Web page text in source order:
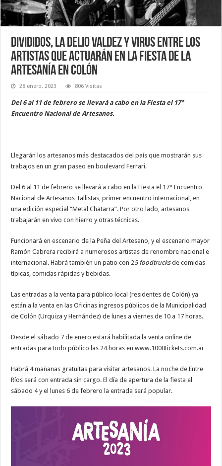
Divididos, La Delio Valdez y Virus entre los
artistas que actuarán en la Fiesta de la
Artesanía en Colón
28 enero, 2023 806 Visitas
Del 6 al 11 de febrero se llevará a cabo en la Fiesta el 17°
Encuentro Nacional de Artesanos.
Llegarán los artesanos más destacados del país que mostrarán sus
trabajos en un gran paseo en boulevard Ferrari.
Del 6 al 11 de febrero se llevará a cabo en la Fiesta el 17° Encuentro
Nacional de Artesanos Tallistas, primer encuentro internacional, en
una edición especial “Metal Chatarra”. Por otro lado, artesanos
trabajarán en vivo con hierro y otras técnicas.
Funcionará en escenario de la Peña del Artesano, y el escenario mayor
Ramón Cabrera recibirá a numerosos artistas de renombre nacional e
internacional. Habrá también un patio con 25 foodtrucksde comidas
típicas, comidas rápidas y bebidas.
Las entradas a la venta para público local (residentes de Colón) ya
están a la venta en las Oficinas ingresos públicos de la Municipalidad
de Colón (Urquiza y Hernández) de lunes a viernes de 10 a 17 horas.
Desde el sábado 7 de enero estará habilitada la venta online de
entradas para todo público las 24 horas en www.1000tickets.com.ar
Habrá 4 mañanas gratuitas para visitar artesanos. La noche de Entre
Ríos será con entrada sin cargo. El día de apertura de la fiesta el
sábado 4 y el lunes 6 de febrero la entrada será popular.